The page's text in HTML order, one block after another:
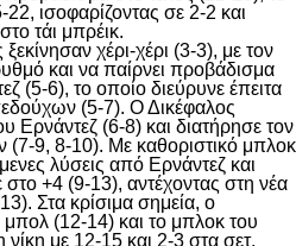
ισοφαρίζοντας σε 2-2 και
τάι μπρέικ.
χέρι-χέρι (3-3), με τον
και να παίρνει προβάδισμα
(5-6), το οποίο διεύρυνε έπειτα
(5-7). Ο Δικέφαλος
Ερνάντεζ (6-8) και διατήρησε τον
(7-9, 8-10). Με καθοριστικό μπλοκ
λύσεις από Ερνάντεζ και
+4 (9-13), αντέχοντας στη νέα
Στα κρίσιμα σημεία, ο
(12-14) και το μπλοκ του
με 12-15 και 2-3 στα σετ.